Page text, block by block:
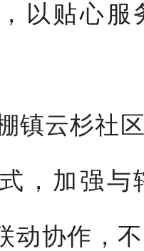
以贴心服
镇云杉社
，加强与
动协作，